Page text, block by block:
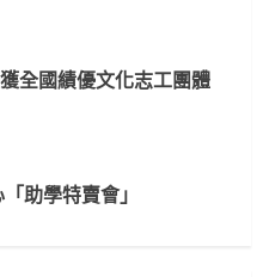
全國績優文化志工團體
助學特賣會」